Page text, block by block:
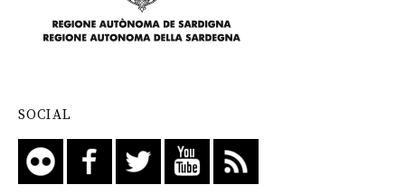
SOCIAL